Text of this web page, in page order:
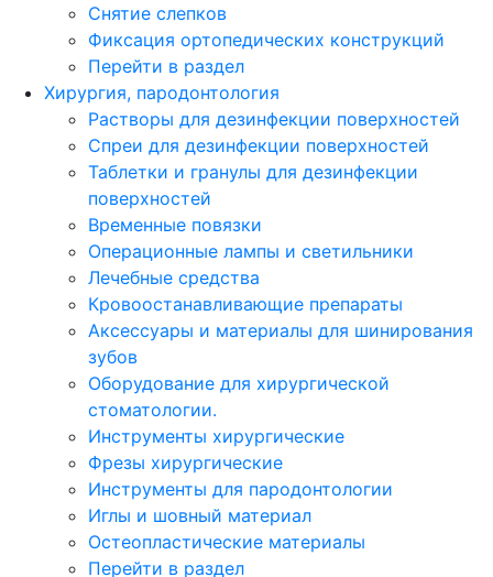
Снятие слепков
Фиксация ортопедических конструкций
Перейти в раздел
Хирургия, пародонтология
Растворы для дезинфекции поверхностей
Спреи для дезинфекции поверхностей
Таблетки и гранулы для дезинфекции
поверхностей
Временные повязки
Операционные лампы и светильники
Лечебные средства
Кровоостанавливающие препараты
Аксессуары и материалы для шинирования
зубов
Оборудование для хирургической
стоматологии.
Инструменты хирургические
Фрезы хирургические
Инструменты для пародонтологии
Иглы и шовный материал
Остеопластические материалы
Перейти в раздел